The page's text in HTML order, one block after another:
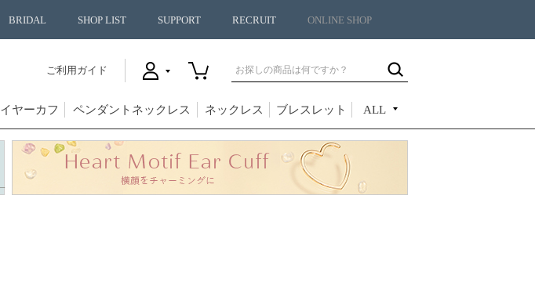
BRIDAL SHOP LIST SUPPORT RECRUIT ONLINE SHOP
ご利用ガイド
イヤーカフ ペンダントネックレス ネックレス ブレスレット ALL